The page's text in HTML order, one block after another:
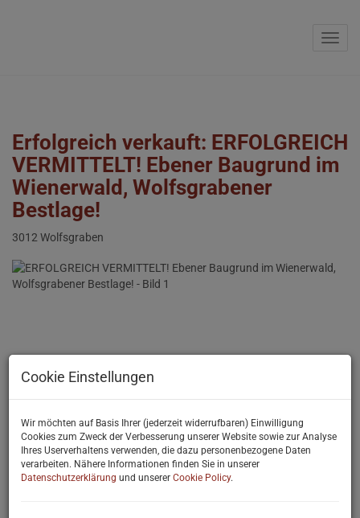
Erfolgreich verkauft: ERFOLGREICH
VERMITTELT! Ebener Baugrund im
Wienerwald, Wolfsgrabener
Bestlage!
3012 Wolfsgraben
Cookie Einstellungen
Wir möchten auf Basis Ihrer (jederzeit widerrufbaren) Einwilligung
Cookies zum Zweck der Verbesserung unserer Website sowie zur Analyse
Ihres Userverhaltens verwenden, die dazu personenbezogene Daten
verarbeiten. Nähere Informationen finden Sie in unserer
Datenschutzerklärung und unserer Cookie Policy.